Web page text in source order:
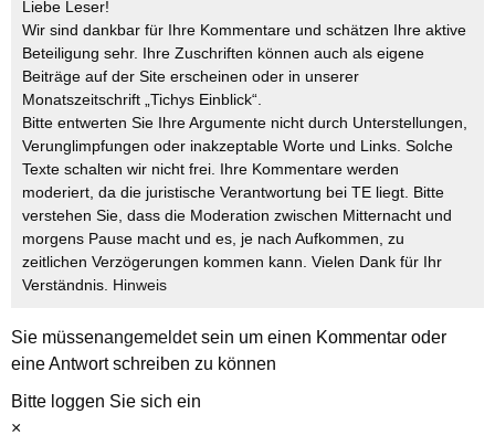
Liebe Leser!
Wir sind dankbar für Ihre Kommentare und schätzen Ihre aktive
Beteiligung sehr. Ihre Zuschriften können auch als eigene
Beiträge auf der Site erscheinen oder in unserer
Monatszeitschrift „Tichys Einblick“.
Bitte entwerten Sie Ihre Argumente nicht durch Unterstellungen,
Verunglimpfungen oder inakzeptable Worte und Links. Solche
Texte schalten wir nicht frei. Ihre Kommentare werden
moderiert, da die juristische Verantwortung bei TE liegt. Bitte
verstehen Sie, dass die Moderation zwischen Mitternacht und
morgens Pause macht und es, je nach Aufkommen, zu
zeitlichen Verzögerungen kommen kann. Vielen Dank für Ihr
Verständnis. Hinweis
Sie müssenangemeldetsein um einen Kommentar oder
eine Antwort schreiben zu können
Bitte loggen Sie sich ein
×